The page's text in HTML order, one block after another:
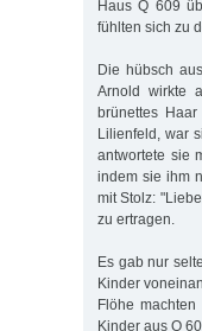
Haus Q 609
fühlten sich zu
Die hübsch
Arnold wirkte
brünettes
Lilienfeld, war
antwortete sie
indem sie ihm
mit Stolz:
zu ertragen.
Es gab nur
Kinder
Flöhe
Kinder aus Q